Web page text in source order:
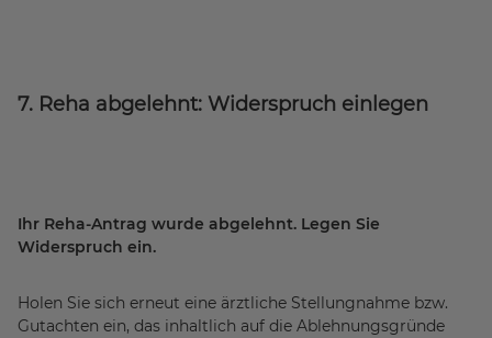
7. Reha abgelehnt: Widerspruch einlegen
Ihr Reha-Antrag wurde abgelehnt. Legen Sie
Widerspruch ein.
Holen Sie sich erneut eine ärztliche Stellungnahme bzw.
Gutachten ein, das inhaltlich auf die Ablehnungsgründe